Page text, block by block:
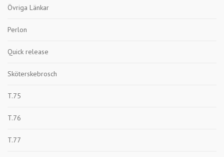
Övriga Länkar
Perlon
Quick release
Sköterskebrosch
T.75
T.76
T.77